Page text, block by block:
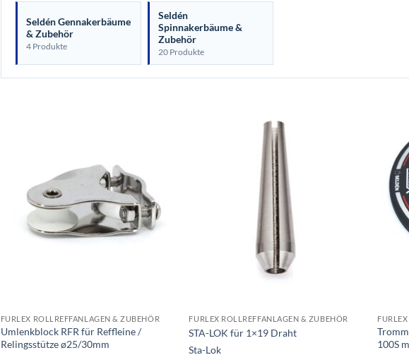
Seldén Gennakerbäume
& Zubehör
4 Produkte
Seldén
Spinnakerbäume &
Zubehör
20 Produkte
FURLEX ROLLREFFANLAGEN & ZUBEHÖR
Umlenkblock RFR für Reffleine /
Relingsstütze ø25/30mm
FURLEX ROLLREFFANLAGEN & ZUBEHÖR
STA-LOK für 1×19 Draht
Sta-Lok
100S